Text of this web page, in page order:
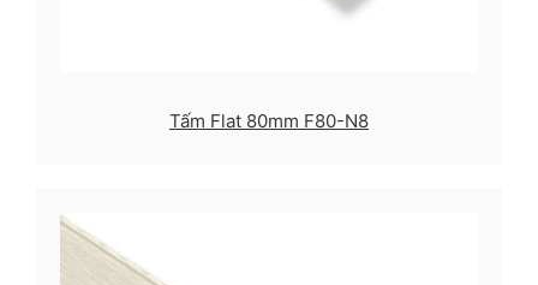
Tấm Flat 80mm F80-N8